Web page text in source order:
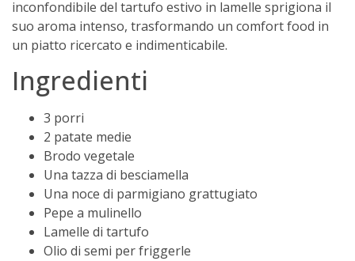
inconfondibile del tartufo estivo in lamelle sprigiona il
suo aroma intenso, trasformando un comfort food in
un piatto ricercato e indimenticabile.
Ingredienti
3 porri
2 patate medie
Brodo vegetale
Una tazza di besciamella
Una noce di parmigiano grattugiato
Pepe a mulinello
Lamelle di tartufo
Olio di semi per friggerle